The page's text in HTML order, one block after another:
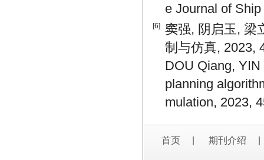
e Journal of
[6] 窦强, 阴启玉, 梁
制与仿真, 2023,
DOU Qiang,
planning
mulation, 2023,